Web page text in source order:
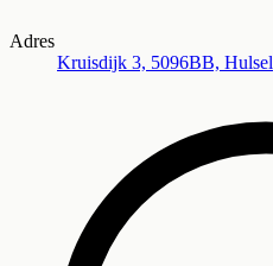
Adres
Kruisdijk 3, 5096BB, Hulsel